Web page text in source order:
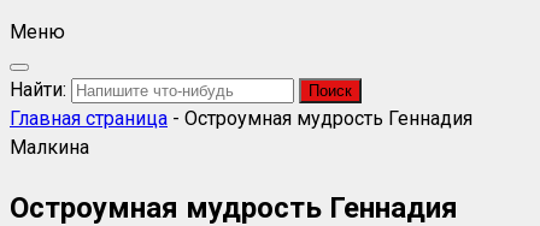
Меню
Найти:
Главная страница - Остроумная мудрость Геннадия
Малкина
Остроумная мудрость Геннадия